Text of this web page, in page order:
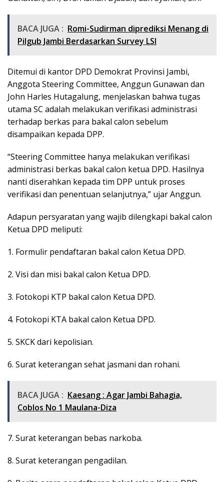
BACA JUGA : Romi-Sudirman diprediksi Menang di
Pilgub Jambi Berdasarkan Survey LSI
Ditemui di kantor DPD Demokrat Provinsi Jambi,
Anggota Steering Committee, Anggun Gunawan dan
John Harles Hutagalung, menjelaskan bahwa tugas
utama SC adalah melakukan verifikasi administrasi
terhadap berkas para bakal calon sebelum
disampaikan kepada DPP.
“Steering Committee hanya melakukan verifikasi
administrasi berkas bakal calon ketua DPD. Hasilnya
nanti diserahkan kepada tim DPP untuk proses
verifikasi dan penentuan selanjutnya,” ujar Anggun.
Adapun persyaratan yang wajib dilengkapi bakal calon
Ketua DPD meliputi:
1. Formulir pendaftaran bakal calon Ketua DPD.
2. Visi dan misi bakal calon Ketua DPD.
3. Fotokopi KTP bakal calon Ketua DPD.
4. Fotokopi KTA bakal calon Ketua DPD.
5. SKCK dari kepolisian.
6. Surat keterangan sehat jasmani dan rohani.
BACA JUGA : Kaesang : Agar Jambi Bahagia,
Coblos No 1 Maulana-Diza
7. Surat keterangan bebas narkoba.
8. Surat keterangan pengadilan.